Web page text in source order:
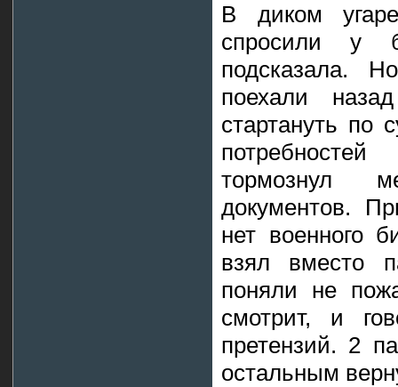
В диком
спросили у
подсказала.
поехали
стартануть по
тормознул
документов.
нет военного
взял вместо
поняли не
смотрит, и
претензий. 2
остальным